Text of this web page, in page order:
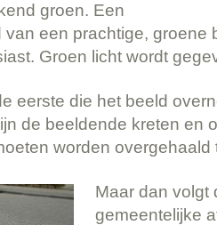
groen. Een
een prachtige, groene
Groen licht wordt
eerste die het beeld
de beeldende kreten en
worden overgehaald
Maar dan volgt
gemeentelijke